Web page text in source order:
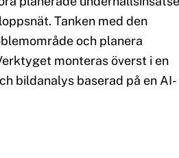
Tanken med den
och planera
monteras överst i en
bildanalys baserad på en AI-